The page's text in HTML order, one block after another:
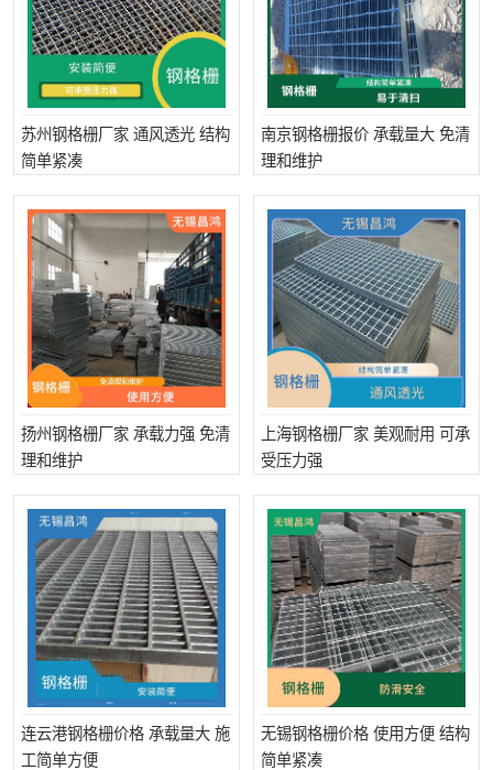
苏州钢格栅厂家 通风透光 结构
简单紧凑
南京钢格栅报价 承载量大 免清
理和维护
扬州钢格栅厂家 承载力强 免清
理和维护
上海钢格栅厂家 美观耐用 可承
受压力强
连云港钢格栅价格 承载量大 施
工简单方便
无锡钢格栅价格 使用方便 结构
简单紧凑